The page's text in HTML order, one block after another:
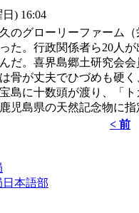
) 16:04
のグローリーファーム
た。行政関係者ら20人
だ。喜界島郷土研究会
骨が丈夫でひづめも硬
島に十数頭が渡り、「
児島県の天然記念物に指
< 前
本語部